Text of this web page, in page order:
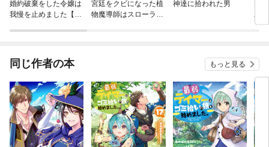
婚約破棄をした令嬢は
我慢を止めました【分
宮廷をクビになった植
物魔導師はスローライ
神達に拾われた男
元
助
だ
同じ作者の本 もっと見る